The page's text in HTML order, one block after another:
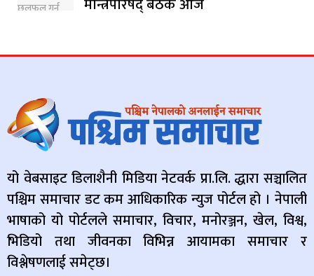
यो वेबसाइट डिलाशैनी मिडिया नेटवर्क प्रा.लि. द्धारा सञ्चालित
पश्चिम समाचार डट कम आधिकारिक न्युज पोर्टल हो । नेपाली
भाषाको यो पोर्टलले समाचार, विचार, मनोरञ्जन, खेल, विश्व,
भिडियो तथा जीवनका विभिन्न आयामका समाचार र
विश्लेषणलाई समेट्छ।